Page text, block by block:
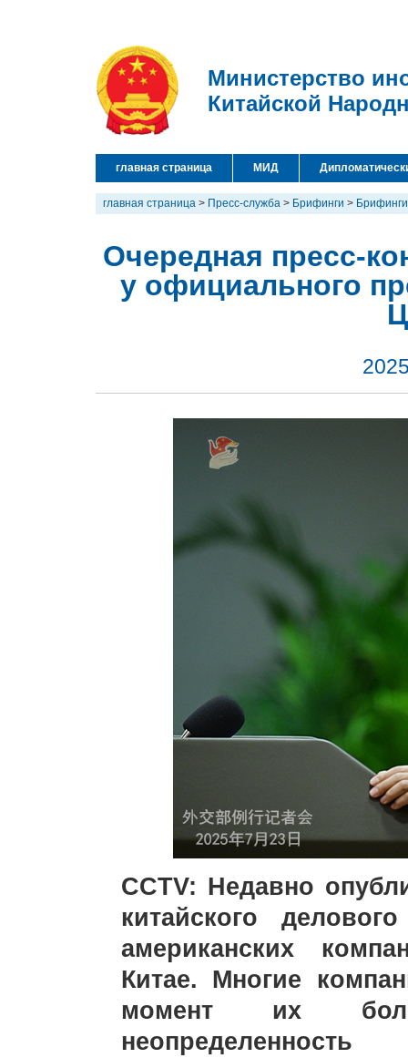
Министерство
Китайской
главная страница МИД
главная страница > Пресс-служба > Брифинги > Брифинги
Очередная пресс-
у официального
CCTV: Недавно
китайского
американских
Китае. Многие
момент их
неопределенность